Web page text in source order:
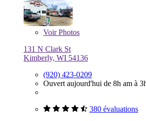
VoirPhotos
131 N Clark St
Kimberly, WI 54136
(920) 423-0209
Ouvert aujourd'hui de 8h am à
380 évaluations